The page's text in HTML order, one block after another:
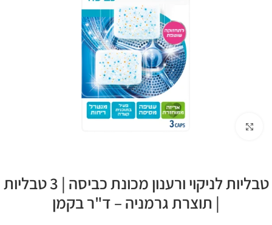
Click to enlarge
טבליות לניקוי ורענון מכונת כביסה | 3 טבליות
| תוצרת גרמניה – ד"ר בקמן